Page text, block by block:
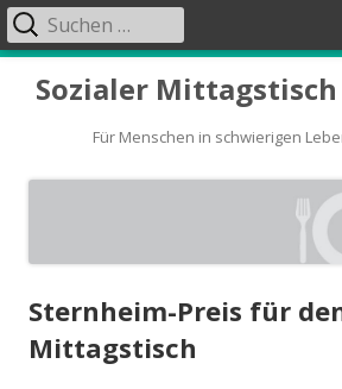
Sozialer Mittagstisch
Für Menschen in schwierigen
Primäres
Menü
Suchen
nach:
Sternheim-Preis für
Mittagstisch